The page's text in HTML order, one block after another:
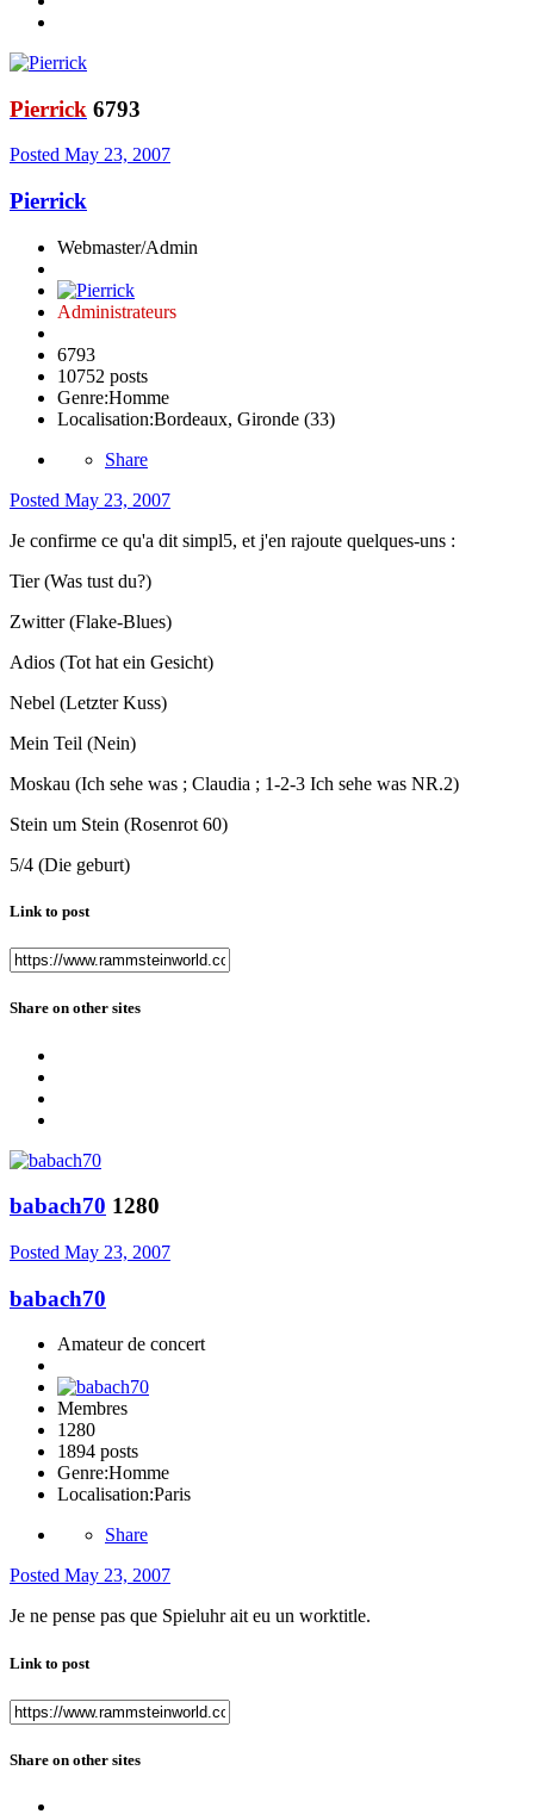
Pierrick 6793
Posted May 23, 2007
Pierrick
Webmaster/Admin
Administrateurs
6793
10752 posts
Genre:Homme
Localisation:Bordeaux, Gironde (33)
Share
Posted May 23, 2007
Je confirme ce qu'a dit simpl5, et j'en rajoute quelques-uns :
Tier (Was tust du?)
Zwitter (Flake-Blues)
Adios (Tot hat ein Gesicht)
Nebel (Letzter Kuss)
Mein Teil (Nein)
Moskau (Ich sehe was ; Claudia ; 1-2-3 Ich sehe was NR.2)
Stein um Stein (Rosenrot 60)
5/4 (Die geburt)
Link to post
Share on other sites
babach70 1280
Posted May 23, 2007
babach70
Amateur de concert
Membres
1280
1894 posts
Genre:Homme
Localisation:Paris
Share
Posted May 23, 2007
Je ne pense pas que Spieluhr ait eu un worktitle.
Link to post
Share on other sites